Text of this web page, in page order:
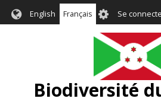
English Français User
account
menu
Se
Biodiversité